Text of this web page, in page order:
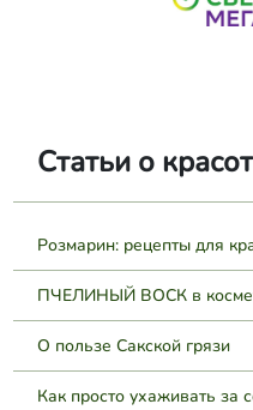
Статьи о
Розмарин: рецепты для
ПЧЕЛИНЫЙ ВОСК в
О пользе Сакской грязи
Как просто ухаживать за